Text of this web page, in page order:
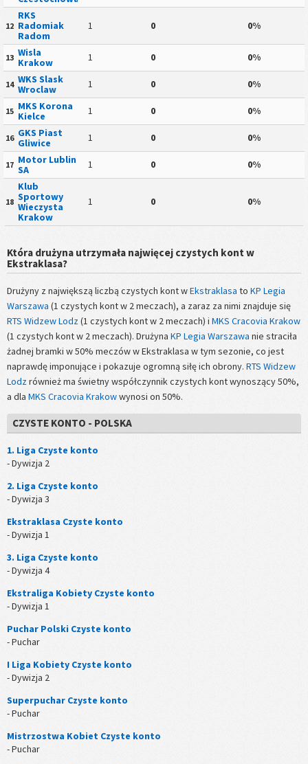
12
RKS
Radomiak
Radom
1 0 0%
13 Wisla
Krakow
1 0 0%
14 WKS Slask
Wroclaw
1 0 0%
15 MKS Korona
Kielce
1 0 0%
16 GKS Piast
Gliwice
1 0 0%
17 Motor Lublin
SA
1 0 0%
18
Klub
Sportowy
Wieczysta
Krakow
1 0 0%
Która drużyna utrzymała najwięcej czystych kont w
Ekstraklasa?
Drużyny z największą liczbą czystych kont wEkstraklasa to KP Legia
Warszawa (1 czystych kont w 2 meczach), a zaraz za nimi znajduje się
RTS Widzew Lodz(1 czystych kont w 2 meczach) i MKS Cracovia Krakow
(1 czystych kont w 2 meczach). Drużyna KP Legia Warszawa nie straciła
żadnej bramki w 50% meczów w Ekstraklasa w tym sezonie, co jest
naprawdę imponujące i pokazuje ogromną siłę ich obrony. RTS Widzew
Lodzrównież ma świetny współczynnik czystych kont wynoszący 50%,
a dla MKS Cracovia Krakowwynosi on 50%.
CZYSTE KONTO - POLSKA
1. Liga Czyste konto
- Dywizja 2
2. Liga Czyste konto
- Dywizja 3
Ekstraklasa Czyste konto
- Dywizja 1
3. Liga Czyste konto
- Dywizja 4
Ekstraliga Kobiety Czyste konto
- Dywizja 1
Puchar Polski Czyste konto
- Puchar
I Liga Kobiety Czyste konto
- Dywizja 2
Superpuchar Czyste konto
- Puchar
Mistrzostwa Kobiet Czyste konto
- Puchar